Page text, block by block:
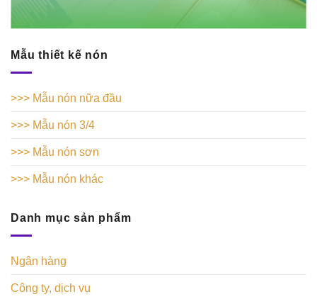
Mẫu thiết kế nón
>>> Mẫu nón nữa đầu
>>> Mẫu nón 3/4
>>> Mẫu nón sơn
>>> Mẫu nón khác
Danh mục sản phẩm
Ngân hàng
Công ty, dịch vụ